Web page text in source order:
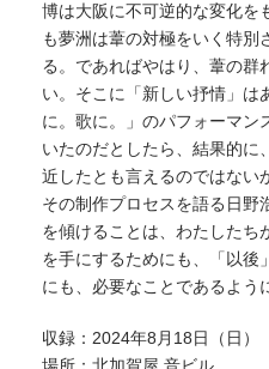
博は大阪に不可逆的な変化を
も夢洲は葦の対極をいく特別
る。であればやはり、葦の群
い。そこに「新しい抒情」は
に。歌に。」のパフォーマン
いたのだとしたら、結果的に
近したとも言えるのではない
その制作プロセスを語る日野
を傾けることは、わたしたち
を手にするためにも、「以後
にも、必要なことであるよう
収録：2024年8月18日（日）